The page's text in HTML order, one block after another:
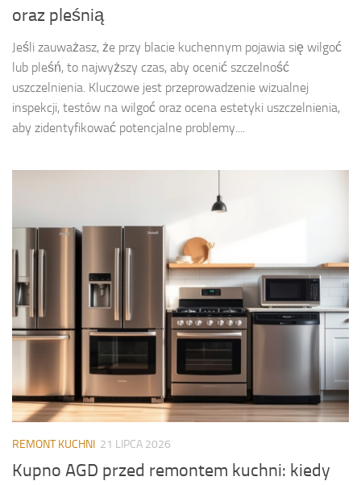
oraz pleśnią
Jeśli zauważasz, że przy blacie kuchennym pojawia się wilgoć
lub pleśń, to najwyższy czas, aby ocenić szczelność
uszczelnienia. Kluczowe jest przeprowadzenie wizualnej
inspekcji, testów na wilgoć oraz ocena estetyki uszczelnienia,
aby zidentyfikować potencjalne problemy....
REMONT KUCHNI 21 LIPCA 2026
Kupno AGD przed remontem kuchni: kiedy